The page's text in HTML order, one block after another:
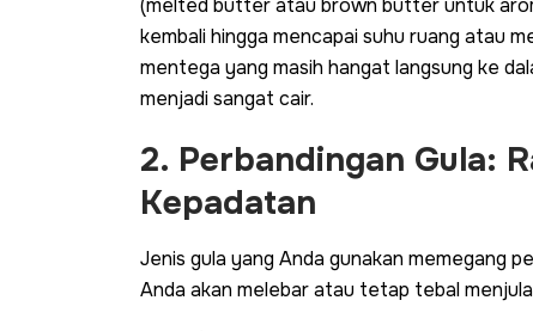
kembali hingga mencapai suhu ruang atau
mentega yang masih hangat langsung ke
menjadi sangat cair.
2. Perbandingan Gula:
Kepadatan
Jenis gula yang Anda gunakan memegang
Anda akan melebar atau tetap tebal